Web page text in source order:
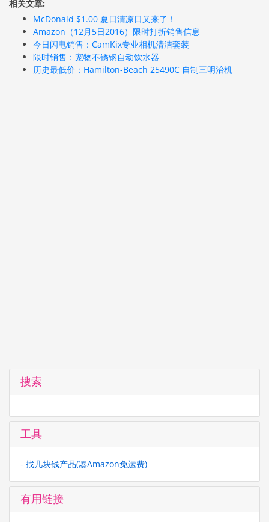
相关文章:
McDonald $1.00 夏日清凉日又来了！
Amazon（12月5日2016）限时打折销售信息
今日闪电销售：CamKix专业相机清洁套装
限时销售：宠物不锈钢自动饮水器
历史最低价：Hamilton-Beach 25490C 自制三明治机
搜索
工具
- 找几块钱产品(凑Amazon免运费)
有用链接